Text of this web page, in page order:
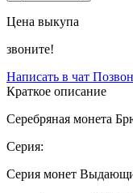
Цена выкупа
звоните!
Написать в чат
Краткое описание
Серебряная монета
Серия:
Серия монет